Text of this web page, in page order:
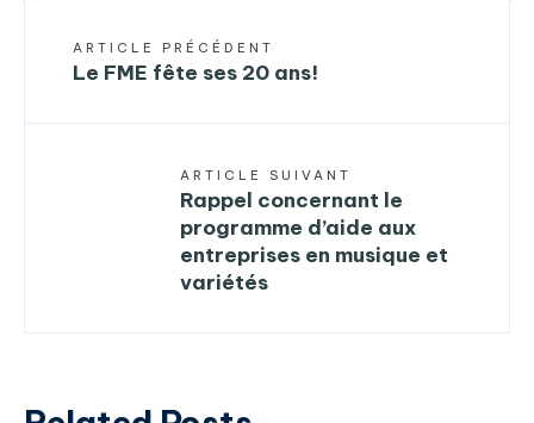
ARTICLE PRÉCÉDENT
Le FME fête ses 20 ans!
ARTICLE SUIVANT
Rappel concernant le
programme d’aide aux
entreprises en musique et
variétés